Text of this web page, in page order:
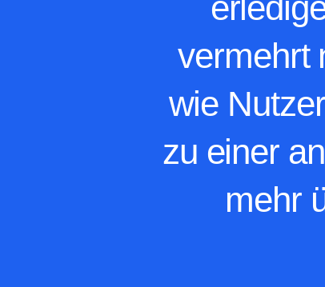
vermehrt
wie
zu einer